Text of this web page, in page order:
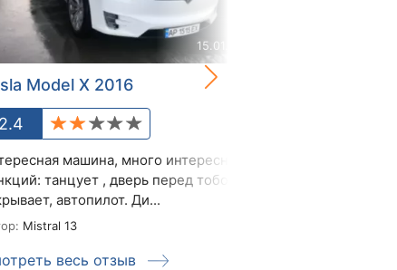
15.01.2022
Model X 2016
2.4
машина, много интересных
танцует , дверь перед тобой
автопилот. Ди...
Mistral 13
весь отзыв